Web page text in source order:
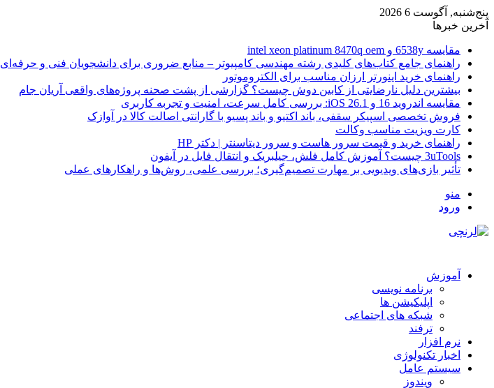
پنج‌شنبه, آگوست 6 2026
آخرین خبرها
مقایسه 6538y و intel xeon platinum 8470q oem
راهنمای جامع کتاب‌های کلیدی رشته مهندسی کامپیوتر – منابع ضروری برای دانشجویان فنی و حرفه‌ای
راهنمای خرید اینورتر ارزان مناسب برای الکتروموتور
بیشترین دلیل نارضایتی از کابین دوش چیست؟ گزارشی از پشت صحنه پروژه‌های واقعی آریان جام
مقایسه اندروید 16 و iOS 26.1: بررسی کامل سرعت، امنیت و تجربه کاربری
فروش تخصصی اسپیکر سقفی، باند اکتیو و باند پسیو با گارانتی اصالت کالا در آوازک
کارت ویزیت مناسب وکالت
راهنمای خرید و قیمت سرور هاست و سرور دیتاسنتر | دکتر HP
3uTools چیست؟ آموزش کامل فلش، جیلبریک و انتقال فایل در آیفون
تأثیر بازی‌های ویدیویی بر مهارت تصمیم‌گیری؛ بررسی علمی، روش‌ها و راهکارهای عملی
منو
ورود
آموزش
برنامه نویسی
اپلیکیشن ها
شبکه های اجتماعی
ترفند
نرم افزار
اخبار تکنولوژی
سیستم عامل
ویندوز